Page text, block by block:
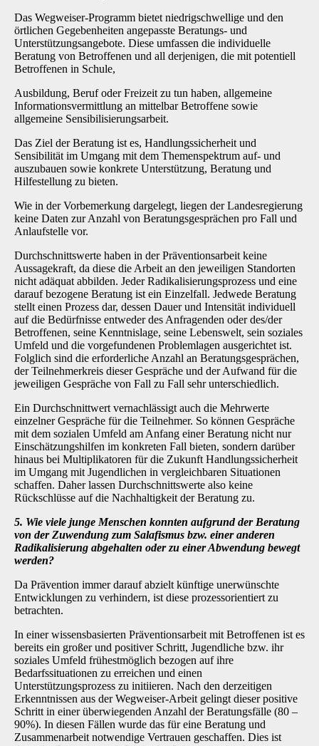
Das Wegweiser-Programm bietet niedrigschwellige und den
örtlichen Gegebenheiten angepasste Beratungs- und
Unterstützungsangebote. Diese umfassen die individuelle
Beratung von Betroffenen und all derjenigen, die mit potentiell
Betroffenen in Schule,
Ausbildung, Beruf oder Freizeit zu tun haben, allgemeine
Informationsvermittlung an mittelbar Betroffene sowie
allgemeine Sensibilisierungsarbeit.
Das Ziel der Beratung ist es, Handlungssicherheit und
Sensibilität im Umgang mit dem Themenspektrum auf- und
auszubauen sowie konkrete Unterstützung, Beratung und
Hilfestellung zu bieten.
Wie in der Vorbemerkung dargelegt, liegen der Landesregierung
keine Daten zur Anzahl von Beratungsgesprächen pro Fall und
Anlaufstelle vor.
Durchschnittswerte haben in der Präventionsarbeit keine
Aussagekraft, da diese die Arbeit an den jeweiligen Standorten
nicht adäquat abbilden. Jeder Radikalisierungsprozess und eine
darauf bezogene Beratung ist ein Einzelfall. Jedwede Beratung
stellt einen Prozess dar, dessen Dauer und Intensität individuell
auf die Bedürfnisse entweder des Anfragenden oder des/der
Betroffenen, seine Kenntnislage, seine Lebenswelt, sein soziales
Umfeld und die vorgefundenen Problemlagen ausgerichtet ist.
Folglich sind die erforderliche Anzahl an Beratungsgesprächen,
der Teilnehmerkreis dieser Gespräche und der Aufwand für die
jeweiligen Gespräche von Fall zu Fall sehr unterschiedlich.
Ein Durchschnittwert vernachlässigt auch die Mehrwerte
einzelner Gespräche für die Teilnehmer. So können Gespräche
mit dem sozialen Umfeld am Anfang einer Beratung nicht nur
Einschätzungshilfen im konkreten Fall bieten, sondern darüber
hinaus bei Multiplikatoren für die Zukunft Handlungssicherheit
im Umgang mit Jugendlichen in vergleichbaren Situationen
schaffen. Daher lassen Durchschnittswerte also keine
Rückschlüsse auf die Nachhaltigkeit der Beratung zu.
5. Wie viele junge Menschen konnten aufgrund der Beratung
von der Zuwendung zum Salafismus bzw. einer anderen
Radikalisierung abgehalten oder zu einer Abwendung bewegt
werden?
Da Prävention immer darauf abzielt künftige unerwünschte
Entwicklungen zu verhindern, ist diese prozessorientiert zu
betrachten.
In einer wissensbasierten Präventionsarbeit mit Betroffenen ist es
bereits ein großer und positiver Schritt, Jugendliche bzw. ihr
soziales Umfeld frühestmöglich bezogen auf ihre
Bedarfssituationen zu erreichen und einen
Unterstützungsprozess zu initiieren. Nach den derzeitigen
Erkenntnissen aus der Wegweiser-Arbeit gelingt dieser positive
Schritt in einer überwiegenden Anzahl der Beratungsfälle (80 –
90%). In diesen Fällen wurde das für eine Beratung und
Zusammenarbeit notwendige Vertrauen geschaffen. Dies ist